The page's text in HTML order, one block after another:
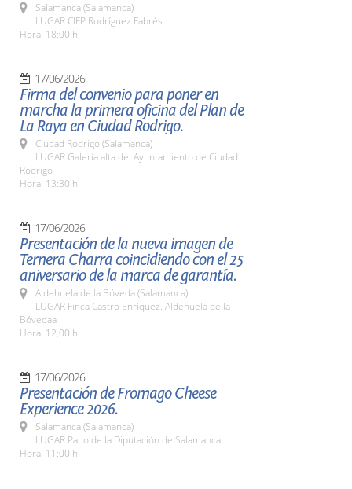
Salamanca (Salamanca)
LUGAR CIFP Rodríguez Fabrés
Hora: 18:00 h.
17/06/2026
Firma del convenio para poner en
marcha la primera oficina del Plan de
La Raya en Ciudad Rodrigo.
Ciudad Rodrigo (Salamanca)
LUGAR Galería alta del Ayuntamiento de Ciudad
Rodrigo
Hora: 13:30 h.
17/06/2026
Presentación de la nueva imagen de
Ternera Charra coincidiendo con el 25
aniversario de la marca de garantía.
Aldehuela de la Bóveda (Salamanca)
LUGAR Finca Castro Enríquez. Aldehuela de la
Bóvedaa
Hora: 12,00 h.
17/06/2026
Presentación de Fromago Cheese
Experience 2026.
Salamanca (Salamanca)
LUGAR Patio de la Diputación de Salamanca
Hora: 11:00 h.